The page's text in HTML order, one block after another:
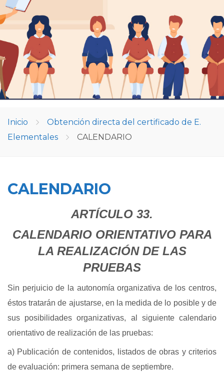
Inicio
Obtención directa del certificado de E.
Elementales
CALENDARIO
CALENDARIO
ARTÍCULO 33.
CALENDARIO ORIENTATIVO PARA
LA REALIZACIÓN DE LAS
PRUEBAS
Sin perjuicio de la autonomía organizativa de los centros,
éstos tratarán de ajustarse, en la medida de lo posible y de
sus posibilidades organizativas, al siguiente calendario
orientativo de realización de las pruebas:
a) Publicación de contenidos, listados de obras y criterios
de evaluación: primera semana de septiembre.